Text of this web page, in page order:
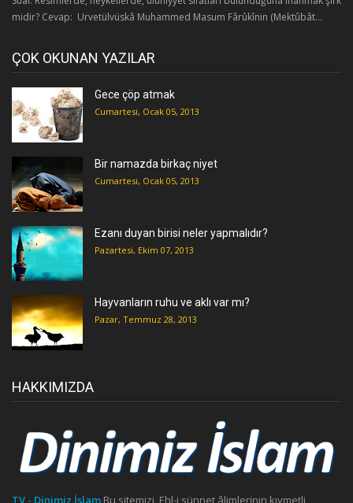
midir? Cevap: Urvetülvüskâ Muhammed Masum Fârûkînin (Mektûbât...
ÇOK OKUNAN YAZILAR
Gece çöp atmak
Cumartesi, Ocak 05, 2013
Bir namazda birkaç niyet
Cumartesi, Ocak 05, 2013
Ezanı duyan birisi neler yapmalıdır?
Pazartesi, Ekim 07, 2013
Hayvanların ruhu ve aklı var mı?
Pazar, Temmuz 28, 2013
HAKKIMIZDA
TV - Dinimiz İslam Bu sitemizi, Ehl-i sünnet âlimlerinin kıymetli